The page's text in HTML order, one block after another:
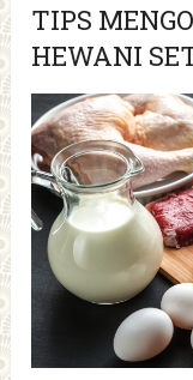
TIPS
HEWANI